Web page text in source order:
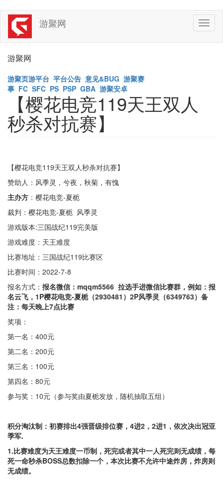
Skip
main
content
游聚网
游聚网
游聚页游平台 平台公告 意见&BUG 游聚赛
事 FC SFC PS PSP GBA 游聚安卓
【樱花电竞119天王双人
秒杀对抗赛】
【樱花电竞119天王双人秒杀对抗赛】
赞助人：风季灵，兮夜，秋菊，有愧
主办方 ：樱花电竞-夏栀
裁判：樱花电竞-夏栀 风季灵
游戏版本:三国战纪119完美版
游戏难度：天王难度
比赛地址：三国战纪119比赛区
比赛时间：2022-7-8
报名方式： 报名微信：mqqm5566 拉选手进微信比赛群， 例如 ：报
名云飞 ，1P樱花电竞-夏栀（2930481 ）2P风季灵 （6349763）备
注： 每天晚上7点比赛
奖项：
第一名：400元
第二名：200元
第三名：100元
第四名：80元
参与奖：10元（参与奖由夏栀发放，随机抽取五组）
积分淘汰制：初赛排出4强晋级排位赛，4进2，2进1，依次决出冠亚
季军.
1.比赛难度为天王难度一币制，死完或者其中一人死完则无成绩，每
死一命秒杀BOSS总数扣除一个，本次比赛不允许中途炸房，炸房则
无成绩。